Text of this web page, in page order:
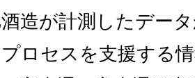
造が計測したデー
ロセスを支援する